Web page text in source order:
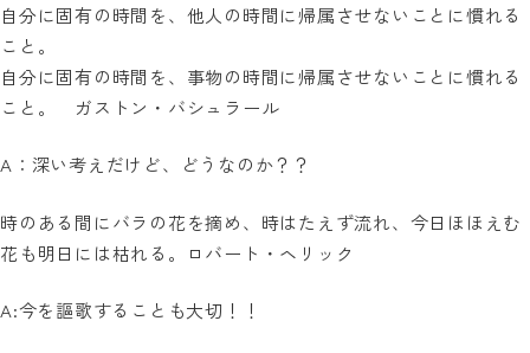
自分に固有の時間を、他人の時間に帰属させないことに慣れる
こと。
自分に固有の時間を、事物の時間に帰属させないことに慣れる
こと。 ガストン・バシュラール
A：深い考えだけど、どうなのか？？
時のある間にバラの花を摘め、時はたえず流れ、今日ほほえむ
花も明日には枯れる。ロバート・ヘリック
A:今を謳歌することも大切！！